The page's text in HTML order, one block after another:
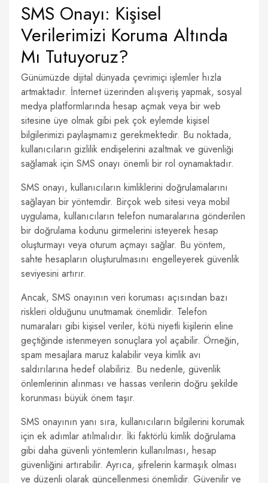
SMS Onayı: Kişisel
Verilerimizi Koruma Altında
Mı Tutuyoruz?
Günümüzde dijital dünyada çevrimiçi işlemler hızla
artmaktadır. İnternet üzerinden alışveriş yapmak, sosyal
medya platformlarında hesap açmak veya bir web
sitesine üye olmak gibi pek çok eylemde kişisel
bilgilerimizi paylaşmamız gerekmektedir. Bu noktada,
kullanıcıların gizlilik endişelerini azaltmak ve güvenliği
sağlamak için SMS onayı önemli bir rol oynamaktadır.
SMS onayı, kullanıcıların kimliklerini doğrulamalarını
sağlayan bir yöntemdir. Birçok web sitesi veya mobil
uygulama, kullanıcıların telefon numaralarına gönderilen
bir doğrulama kodunu girmelerini isteyerek hesap
oluşturmayı veya oturum açmayı sağlar. Bu yöntem,
sahte hesapların oluşturulmasını engelleyerek güvenlik
seviyesini artırır.
Ancak, SMS onayının veri koruması açısından bazı
riskleri olduğunu unutmamak önemlidir. Telefon
numaraları gibi kişisel veriler, kötü niyetli kişilerin eline
geçtiğinde istenmeyen sonuçlara yol açabilir. Örneğin,
spam mesajlara maruz kalabilir veya kimlik avı
saldırılarına hedef olabiliriz. Bu nedenle, güvenlik
önlemlerinin alınması ve hassas verilerin doğru şekilde
korunması büyük önem taşır.
SMS onayının yanı sıra, kullanıcıların bilgilerini korumak
için ek adımlar atılmalıdır. İki faktörlü kimlik doğrulama
gibi daha güvenli yöntemlerin kullanılması, hesap
güvenliğini artırabilir. Ayrıca, şifrelerin karmaşık olması
ve düzenli olarak güncellenmesi önemlidir. Güvenilir ve